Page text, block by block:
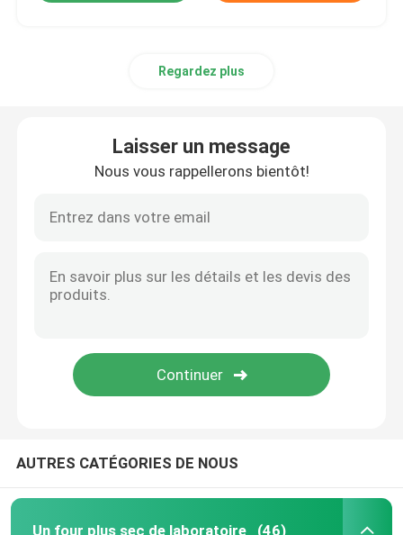
Regardez plus
Laisser un message
Nous vous rappellerons bientôt!
AUTRES CATÉGORIES DE NOUS
Un four plus sec de laboratoire (46)